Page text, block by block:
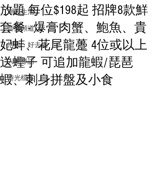
潮流生活
音樂頻道
活動・好去處
人物專訪
時光檔案
放題 每位$198起 招牌8款鮮
套餐 - 爆膏肉蟹、鮑魚、貴
妃蚌、花尾龍躉 4位或以上
送蟶子 可追加龍蝦/琵琶
蝦、刺身拼盤及小食